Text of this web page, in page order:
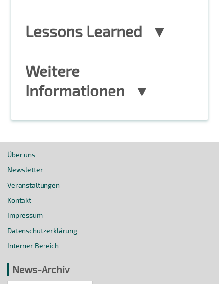
Lessons Learned
Weitere
Informationen
Über uns
Newsletter
Veranstaltungen
Kontakt
Impressum
Datenschutzerklärung
Interner Bereich
News-Archiv